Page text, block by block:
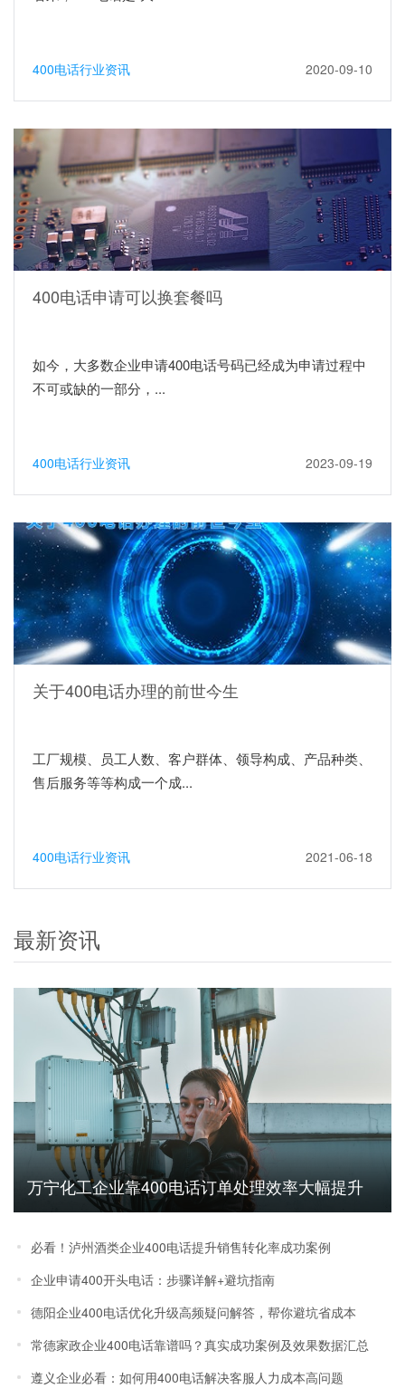
400电话行业资讯 2020-09-10
400电话申请可以换套餐吗
如今，大多数企业申请400电话号码已经成为申请过程中
不可或缺的一部分，...
400电话行业资讯 2023-09-19
关于400电话办理的前世今生
工厂规模、员工人数、客户群体、领导构成、产品种类、
售后服务等等构成一个成...
400电话行业资讯 2021-06-18
最新资讯
万宁化工企业靠400电话订单处理效率大幅提升
必看！泸州酒类企业400电话提升销售转化率成功案例
企业申请400开头电话：步骤详解+避坑指南
德阳企业400电话优化升级高频疑问解答，帮你避坑省成本
常德家政企业400电话靠谱吗？真实成功案例及效果数据汇总
遵义企业必看：如何用400电话解决客服人力成本高问题